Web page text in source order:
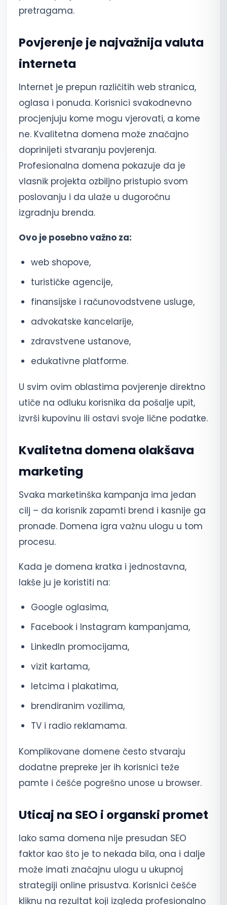
pretragama.
Povjerenje je najvažnija valuta
interneta
Internet je prepun različitih web stranica,
oglasa i ponuda. Korisnici svakodnevno
procjenjuju kome mogu vjerovati, a kome
ne. Kvalitetna domena može značajno
doprinijeti stvaranju povjerenja.
Profesionalna domena pokazuje da je
vlasnik projekta ozbiljno pristupio svom
poslovanju i da ulaže u dugoročnu
izgradnju brenda.
Ovo je posebno važno za:
web shopove,
turističke agencije,
finansijske i računovodstvene usluge,
advokatske kancelarije,
zdravstvene ustanove,
edukativne platforme.
U svim ovim oblastima povjerenje direktno
utiče na odluku korisnika da pošalje upit,
izvrši kupovinu ili ostavi svoje lične podatke.
Kvalitetna domena olakšava
marketing
Svaka marketinška kampanja ima jedan
cilj – da korisnik zapamti brend i kasnije ga
pronađe. Domena igra važnu ulogu u tom
procesu.
Kada je domena kratka i jednostavna,
lakše ju je koristiti na:
Google oglasima,
Facebook i Instagram kampanjama,
LinkedIn promocijama,
vizit kartama,
letcima i plakatima,
brendiranim vozilima,
TV i radio reklamama.
Komplikovane domene često stvaraju
dodatne prepreke jer ih korisnici teže
pamte i češće pogrešno unose u browser.
Uticaj na SEO i organski promet
Iako sama domena nije presudan SEO
faktor kao što je to nekada bila, ona i dalje
može imati značajnu ulogu u ukupnoj
strategiji online prisustva. Korisnici češće
kliknu na rezultat koji izgleda profesionalno